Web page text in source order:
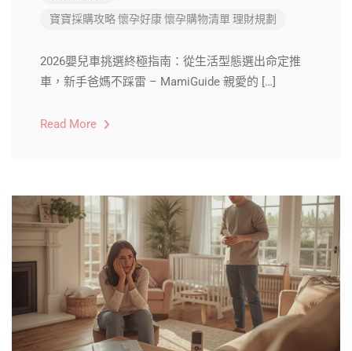
寶寶採購攻略懷孕好康懷孕購物清單 理財規劃
2026嬰兒車挑選終極指南：從生活型態選出命定推
車，新手爸媽不踩雷 – MamiGuide 親愛的 […]
Read More